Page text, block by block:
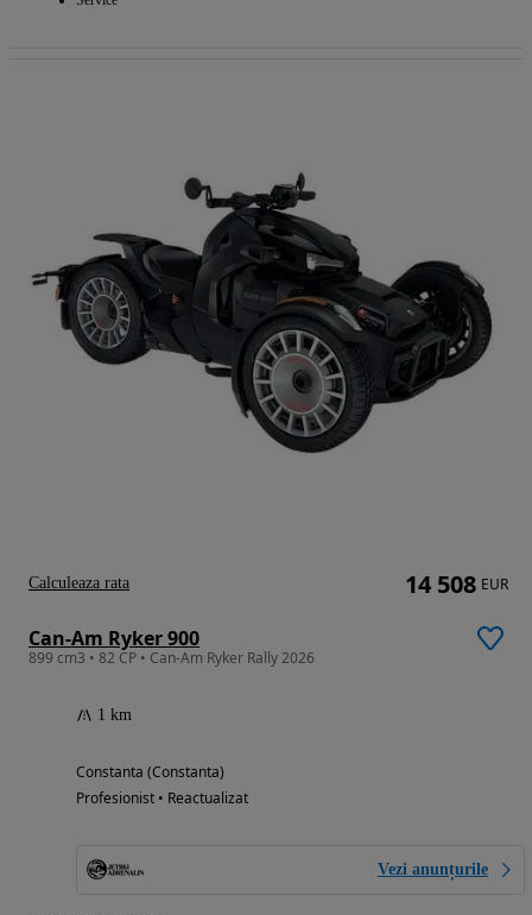
Can-Am Ryker 900
899 cm3 • 82 CP • Can-Am Ryker Rally 2026
1 km
Constanta (Constanta)
Profesionist • Reactualizat
Vezi anunțurile
14 508 EUR
Calculeaza rata